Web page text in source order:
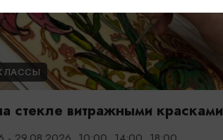
стекле витражными красками